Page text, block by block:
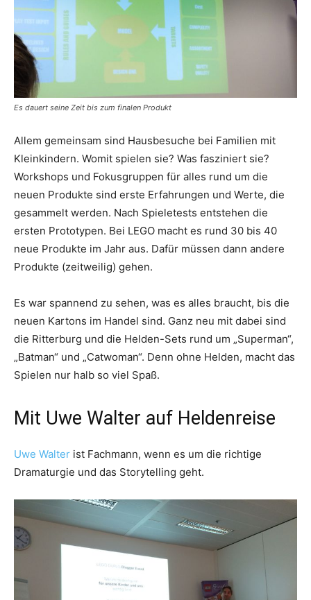
Es dauert seine Zeit bis zum finalen Produkt
Allem gemeinsam sind Hausbesuche bei Familien mit
Kleinkindern. Womit spielen sie? Was fasziniert sie?
Workshops und Fokusgruppen für alles rund um die
neuen Produkte sind erste Erfahrungen und Werte, die
gesammelt werden. Nach Spieletests entstehen die
ersten Prototypen. Bei LEGO macht es rund 30 bis 40
neue Produkte im Jahr aus. Dafür müssen dann andere
Produkte (zeitweilig) gehen.
Es war spannend zu sehen, was es alles braucht, bis die
neuen Kartons im Handel sind. Ganz neu mit dabei sind
die Ritterburg und die Helden-Sets rund um „Superman“,
„Batman“ und „Catwoman“. Denn ohne Helden, macht das
Spielen nur halb so viel Spaß.
Mit Uwe Walter auf Heldenreise
Uwe Walter ist Fachmann, wenn es um die richtige
Dramaturgie und das Storytelling geht.